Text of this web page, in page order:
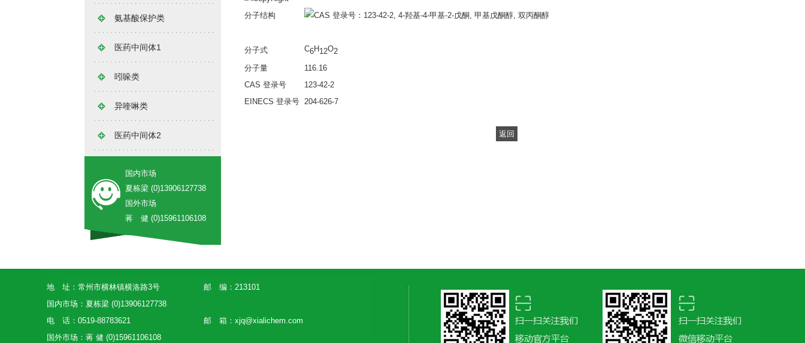
氨基酸保护类
医药中间体1
吲哚类
异喹啉类
医药中间体2
国内市场
夏栋梁 (0)13906127738
国外市场
蒋 健 (0)15961106108
分子结构
分子式 C6H12O2
分子量
116.16
CAS 登录号
123-42-2
EINECS 登录号 204-626-7
返回
地 址：常州市横林镇横洛路3号
邮 编：213101
国内市场：夏栋梁 (0)13906127738
电 话：0519-88783621
邮 箱： xjq@xialichem.com
国外市场：蒋 健 (0)15961106108